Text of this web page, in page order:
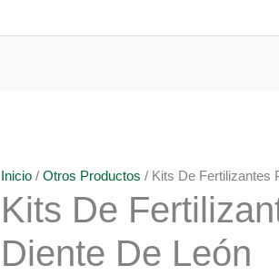
Inicio / Otros Productos / Kits De Fertilizantes
Kits De
Diente De León